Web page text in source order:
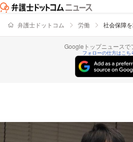
弁護士ドットコム 労働 社会保障
Googleトップニュースで
フォローの仕方はこち